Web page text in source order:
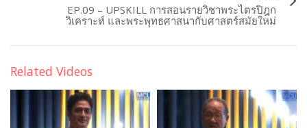
EP.09 – UPSKILL การสอนรายวิชาพระไตรปิฎก
วิเคราะห์ และพระพุทธศาสนากับศาสตร์สมัยใหม่
Related Videos